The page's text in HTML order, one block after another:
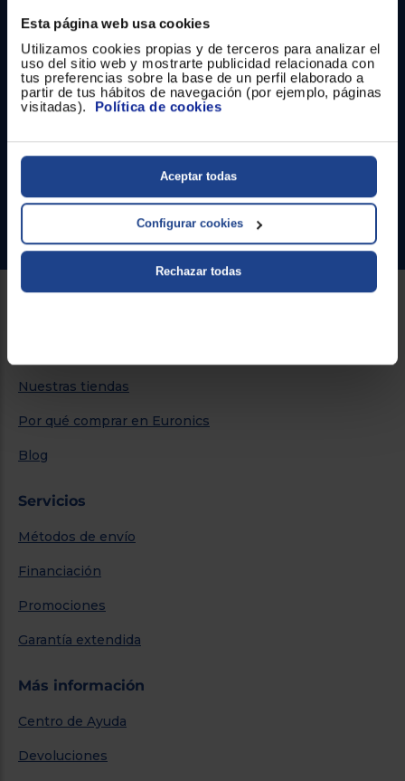
Esta página web usa cookies
Utilizamos cookies propias y de terceros para analizar el
uso del sitio web y mostrarte publicidad relacionada con
tus preferencias sobre la base de un perfil elaborado a
partir de tus hábitos de navegación (por ejemplo, páginas
visitadas). Política de cookies
Aceptar todas
Configurar cookies
Rechazar todas
Contacto
Formulario de contacto
¿Necesitas ayuda?
Ir al centro de ayuda
Nuestras tiendas
Por qué comprar en Euronics
Blog
Servicios
Métodos de envío
Financiación
Promociones
Garantía extendida
Más información
Centro de Ayuda
Devoluciones